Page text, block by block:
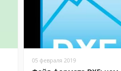
05 февраля 2019